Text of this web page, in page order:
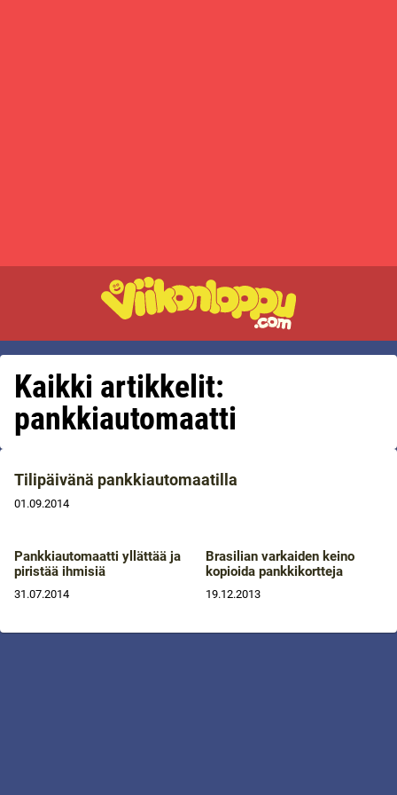
Kaikki artikkelit:
pankkiautomaatti
Tilipäivänä pankkiautomaatilla
01.09.2014
Pankkiautomaatti yllättää ja
piristää ihmisiä
31.07.2014
Brasilian varkaiden keino
kopioida pankkikortteja
19.12.2013